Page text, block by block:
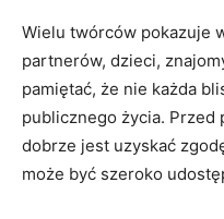
Wielu twórców pokazuje
partnerów, dzieci,
pamiętać, że nie każda
publicznego życia. Przed
dobrze jest uzyskać
może być szeroko